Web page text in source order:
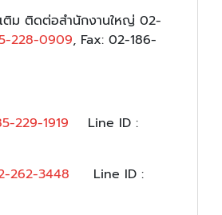
ติม ติดต่อสำนักงานใหญ่ 02-
228-0909, Fax: 02-186-
229-1919
Line ID :
262-3448
Line ID :